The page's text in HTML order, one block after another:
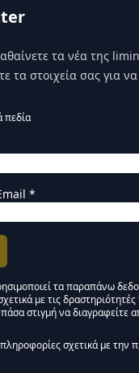
τα νέα της
τα στοιχεία σας για
πεδία
*
Μάρκετινγκ
τα παραπάνω
με τις δραστηριότητές
-
στιγμή να διαγραφείτε
σχετικά με